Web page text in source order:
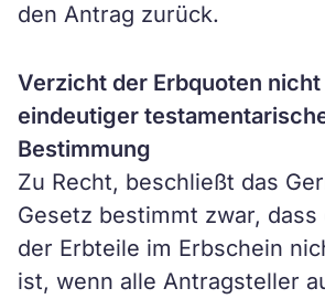
den Antrag zurück.
Verzicht der Erbquoten nicht
eindeutiger
Bestimmung
Zu Recht, beschließt das
Gesetz bestimmt zwar, dass
der Erbteile im Erbschein
ist, wenn alle Antragsteller